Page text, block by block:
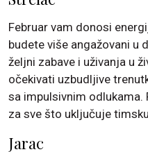
Februar vam donosi
budete više angažovani u
željni zabave i uživanja u
očekivati uzbudljive
sa impulsivnim odlukama.
za sve što uključuje
Jarac